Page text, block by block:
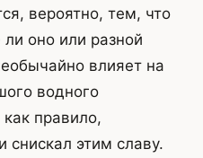
вероятно, тем, что
ли оно или разной
влияет на
водного
как правило,
этим славу.